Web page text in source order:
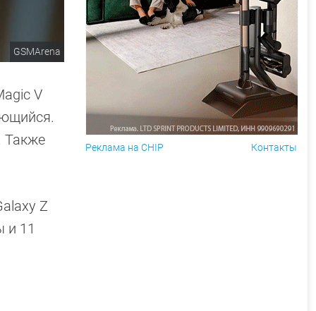
GSMArena
V
Также
Z
и 11
Реклама на CHIP Контакты